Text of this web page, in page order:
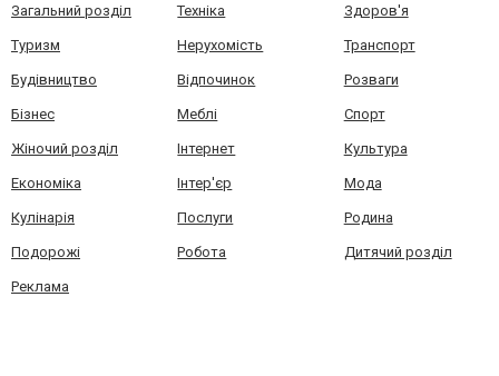
Загальний розділ Техніка Здоров'я
Туризм Нерухомість Транспорт
Будівництво Відпочинок Розваги
Бізнес Меблі Спорт
Жіночий розділ Інтернет Культура
Економіка Інтер'єр Мода
Кулінарія Послуги Родина
Подорожі Робота Дитячий розділ
Реклама